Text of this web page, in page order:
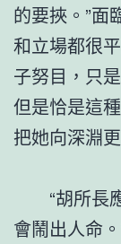
的要挾。”面
和立場都很
子努目，只
但是恰是這
把她向深淵
“胡所長應
會鬧出人命